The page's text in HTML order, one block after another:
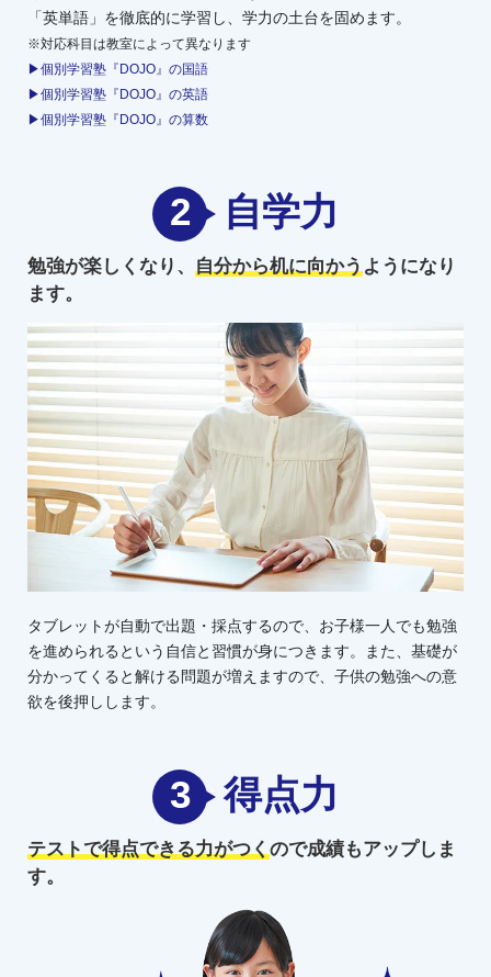
「英単語」を徹底的に学習し、学力の土台を固めます。
※対応科目は教室によって異なります
▶個別学習塾『DOJO』の国語
▶個別学習塾『DOJO』の英語
▶個別学習塾『DOJO』の算数
2 自学力
勉強が楽しくなり、 自分から机に向かうようになり
ます。
タブレットが自動で出題・採点するので、お子様一人でも勉強
を進められるという自信と習慣が身につきます。また、基礎が
分かってくると解ける問題が増えますので、子供の勉強への意
欲を後押しします。
3 得点力
テストで得点できる力がつくので成績もアップしま
す。